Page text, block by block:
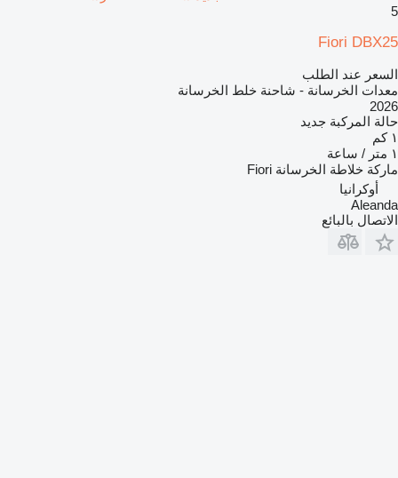
5
Fiori DBX25
السعر عند الطلب
معدات الخرسانة - شاحنة خلط الخرسانة
2026
حالة المركبة جديد
١ كم
١ متر / ساعة
ماركة خلاطة الخرسانة Fiori
أوكرانيا
Aleanda
الاتصال بالبائع